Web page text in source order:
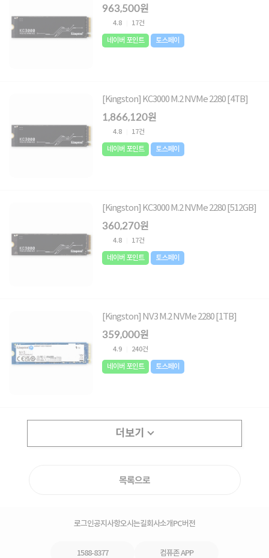
963,500원
4.8 17건
네이버 포인트 토스페이
[Kingston] KC3000 M.2 NVMe 2280 [4TB]
1,866,120원
4.8 17건
네이버 포인트 토스페이
[Kingston] KC3000 M.2 NVMe 2280 [512GB]
360,270원
4.8 17건
네이버 포인트 토스페이
[Kingston] NV3 M.2 NVMe 2280 [1TB]
359,000원
4.9 240건
네이버 포인트 토스페이
더보기
목록으로
로그인공지사항오시는길회사소개PC버전
1588-8377 컴퓨존 APP